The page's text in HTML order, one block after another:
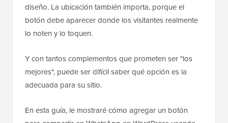
diseño. La ubicación también importa, porque el
botón debe aparecer donde los visitantes realmente
lo noten y lo toquen.
Y con tantos complementos que prometen ser "los
mejores", puede ser difícil saber qué opción es la
adecuada para su sitio.
En esta guía, le mostraré cómo agregar un botón